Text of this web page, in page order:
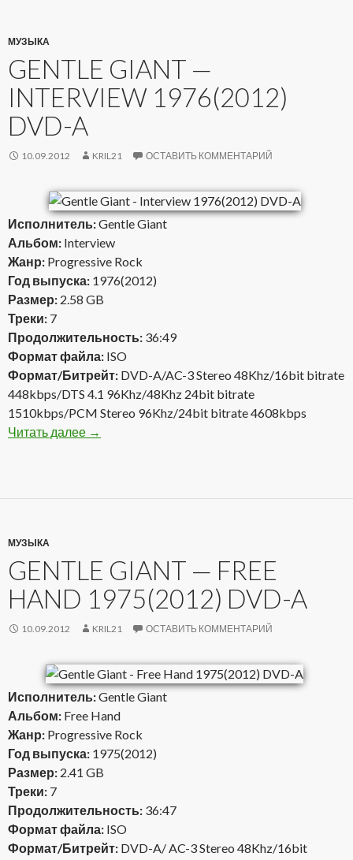
МУЗЫКА
GENTLE GIANT —
INTERVIEW 1976(2012)
DVD-A
10.09.2012 KRIL21 ОСТАВИТЬ КОММЕНТАРИЙ
Исполнитель:Gentle Giant
Альбом: Interview
Жанр: Progressive Rock
Год выпуска: 1976(2012)
Размер: 2.58 GB
Треки: 7
Продолжительность: 36:49
Формат файла: ISO
Формат/Битрейт: DVD-A/AC-3 Stereo 48Khz/16bit bitrate
448kbps/DTS 4.1 96Khz/48Khz 24bit bitrate
1510kbps/PCM Stereo 96Khz/24bit bitrate 4608kbps
Читать далее Gentle Giant — Interview 1976(2012) DVD-A
→
МУЗЫКА
GENTLE GIANT — FREE
HAND 1975(2012) DVD-A
10.09.2012 KRIL21 ОСТАВИТЬ КОММЕНТАРИЙ
Исполнитель:Gentle Giant
Альбом: Free Hand
Жанр: Progressive Rock
Год выпуска: 1975(2012)
Размер: 2.41 GB
Треки: 7
Продолжительность: 36:47
Формат файла: ISO
Формат/Битрейт: DVD-A/ AC-3 Stereo 48Khz/16bit